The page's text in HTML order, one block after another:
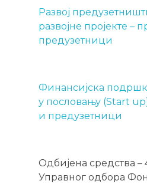
Развој
развојне пројекте –
предузетници
Финансијска
у пословању (Start
и предузетници
Одбијена средства
Управног одбора